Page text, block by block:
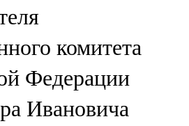
комитета
Федерации
Ивановича